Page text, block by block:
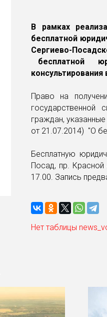
В рамках
бесплатной
Сергиево-
бесплатной
Право на
государственной
граждан,
от 21.07.2014) "О
Бесплатную
Посад, пр. Красной
17.00. Запись
Нет таблицы